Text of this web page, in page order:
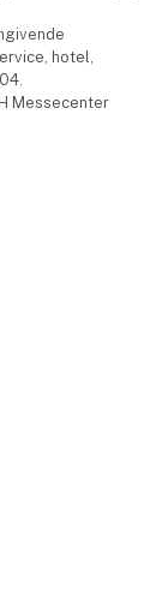
hotel,
Messecenter